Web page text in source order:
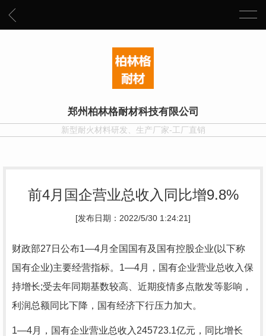
郑州柏林格耐材科技有限公司
新型耐火材料研发、生产厂家-工厂直销
前4月国企营业总收入同比增9.8%
[发布日期：2022/5/30 1:24:21]
财政部27日公布1—4月全国国有及国有控股企业(以下称
国有企业)主要经营指标。1—4月，国有企业营业总收入保
持增长;受去年同期基数较高、近期疫情多点散发等影响，
利润总额同比下降，国有经济下行压力加大。
1—4月，国有企业营业总收入245723.1亿元，同比增长